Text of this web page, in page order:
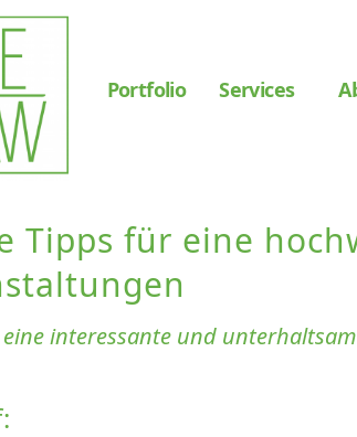
Portfolio Services
Tipps für eine
eine interessante und